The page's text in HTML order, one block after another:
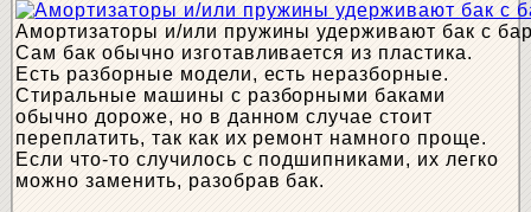
Амортизаторы и/или пружины удерживают бак с
Сам бак обычно изготавливается из пластика.
Есть разборные модели, есть неразборные.
Стиральные машины с разборными баками
обычно дороже, но в данном случае стоит
переплатить, так как их ремонт намного проще.
Если что-то случилось с подшипниками, их легко
можно заменить, разобрав бак.